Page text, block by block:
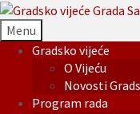
Menu
Gradsko vijeće
O Vijeću
Novosti
Program rada